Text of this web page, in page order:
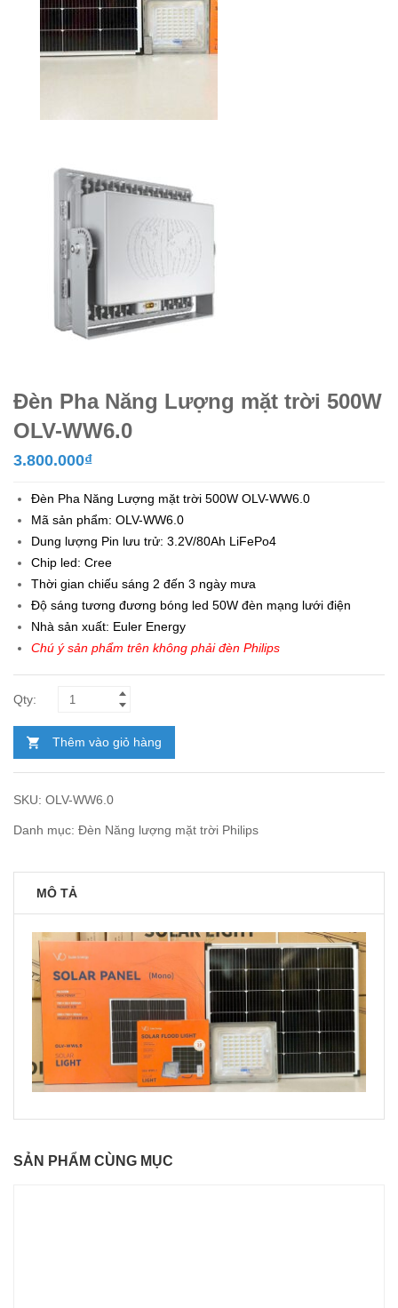
Đèn Pha Năng Lượng mặt trời 500W
OLV-WW6.0
3.800.000₫
Đèn Pha Năng Lượng mặt trời 500W OLV-WW6.0
Mã sản phẩm: OLV-WW6.0
Dung lượng Pin lưu trử: 3.2V/80Ah LiFePo4
Chip led: Cree
Thời gian chiếu sáng 2 đến 3 ngày mưa
Độ sáng tương đương bóng led 50W đèn mạng lưới điện
Nhà sản xuất: Euler Energy
Chú ý sản phẩm trên không phải đèn Philips
Thêm vào giỏ hàng
SKU: OLV-WW6.0
Danh mục: Đèn Năng lượng mặt trời Philips
MÔ TẢ
SẢN PHẨM CÙNG MỤC